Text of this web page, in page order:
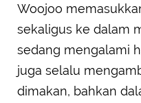
Woojoo
sekaligus ke dalam
sedang mengalami
juga selalu
dimakan, bahkan